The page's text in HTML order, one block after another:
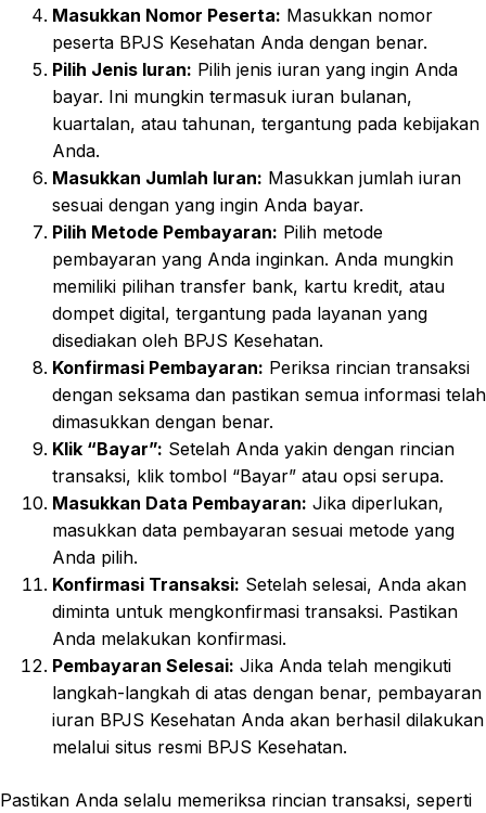
Masukkan Nomor Peserta: Masukkan nomor
peserta BPJS Kesehatan Anda dengan benar.
Pilih Jenis Iuran: Pilih jenis iuran yang ingin Anda
bayar. Ini mungkin termasuk iuran bulanan,
kuartalan, atau tahunan, tergantung pada kebijakan
Anda.
Masukkan Jumlah Iuran: Masukkan jumlah iuran
sesuai dengan yang ingin Anda bayar.
Pilih Metode Pembayaran: Pilih metode
pembayaran yang Anda inginkan. Anda mungkin
memiliki pilihan transfer bank, kartu kredit, atau
dompet digital, tergantung pada layanan yang
disediakan oleh BPJS Kesehatan.
Konfirmasi Pembayaran: Periksa rincian transaksi
dengan seksama dan pastikan semua informasi telah
dimasukkan dengan benar.
Klik “Bayar”: Setelah Anda yakin dengan rincian
transaksi, klik tombol “Bayar” atau opsi serupa.
Masukkan Data Pembayaran: Jika diperlukan,
masukkan data pembayaran sesuai metode yang
Anda pilih.
Konfirmasi Transaksi: Setelah selesai, Anda akan
diminta untuk mengkonfirmasi transaksi. Pastikan
Anda melakukan konfirmasi.
Pembayaran Selesai: Jika Anda telah mengikuti
langkah-langkah di atas dengan benar, pembayaran
iuran BPJS Kesehatan Anda akan berhasil dilakukan
melalui situs resmi BPJS Kesehatan.
Pastikan Anda selalu memeriksa rincian transaksi, seperti